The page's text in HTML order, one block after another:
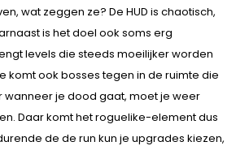
wat zeggen ze? De HUD is chaotisch,
is het doel ook soms erg
levels die steeds moeilijker worden
komt ook bosses tegen in de ruimte die
wanneer je dood gaat, moet je weer
Daar komt het roguelike-element dus
de de run kun je upgrades kiezen,